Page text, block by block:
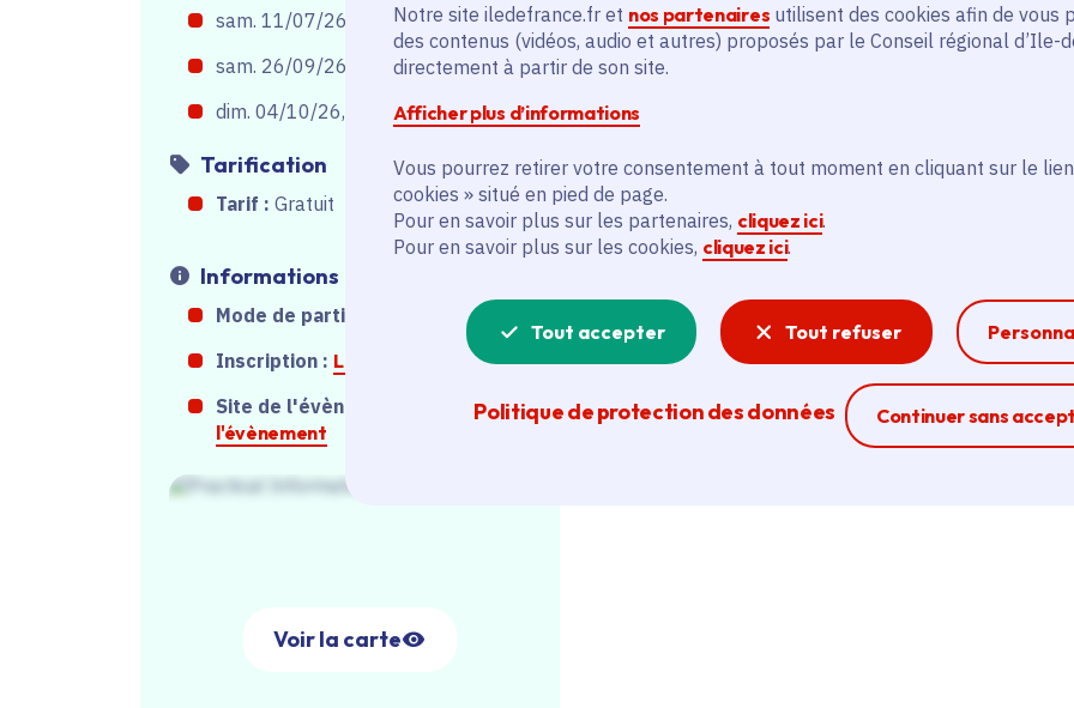
Notre site iledefrance.fr et nos partenaires utilisent des cookies afin de vous
des contenus (vidéos, audio et autres) proposés par le Conseil régional d’Ile-
directement à partir de son site.
Afficher plus d’informations
Vous pourrez retirer votre consentement à tout moment en cliquant sur le
cookies » situé en pied de page.
Pour en savoir plus sur les partenaires, cliquez ici.
Pour en savoir plus sur les cookies, cliquez ici.
Tout accepter Tout refuser
Politique de protection des données Continuer sans
Ferme la
sam. 11/07/26, de 16h30à18h30
sam. 26/09/26, de 16h00à18h00
dim. 04/10/26, de 16h00à18h00
Tarification
Tarif : Gratuit
Informations
Mode de participation :
Sur place
Inscription : Lien inscription
Site de l'évènement :
Site de
l'évènement
Voir la carte
Vous repartirez avec votre kokedama unique,
votre intérieur, ainsi que tous les conseils
L'atelier aura lieu dans les locaux de l'association
Activité organisée par Olivia - Animatrice de
EcoNature :https://